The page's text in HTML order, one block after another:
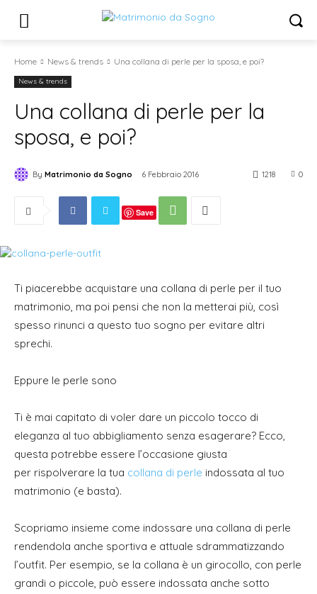
Home News & trends Una collana di perle per la sposa, e poi?
News & trends
Una collana di perle per la
sposa, e poi?
By Matrimonio da Sogno 6 Febbraio 2016 0
1218
Save
Ti piacerebbe acquistare una collana di perle per il tuo
matrimonio, ma poi pensi che non la metterai più, così
spesso rinunci a questo tuo sogno per evitare altri
sprechi.
Eppure le perle sono
Ti è mai capitato di voler dare un piccolo tocco di
eleganza al tuo abbigliamento senza esagerare? Ecco,
questa potrebbe essere l’occasione giusta
per rispolverare la tua collana di perle indossata al tuo
matrimonio (e basta).
Scopriamo insieme come indossare una collana di perle
rendendola anche sportiva e attuale sdrammatizzando
l’outfit. Per esempio, se la collana è un girocollo, con perle
grandi o piccole, può essere indossata anche sotto